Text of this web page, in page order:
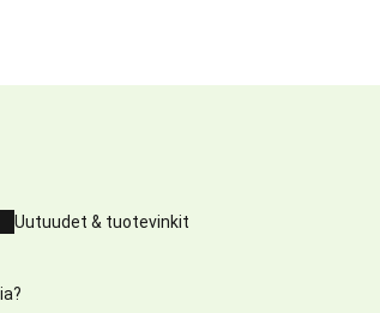
Uutuudet & tuotevinkit